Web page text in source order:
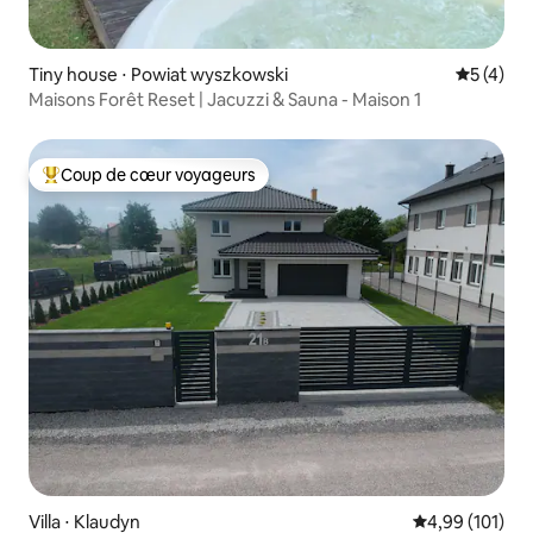
Tiny house ⋅ Powiat wyszkowski
5 (4)
Maisons Forêt Reset | Jacuzzi & Sauna - Maison 1
Coups de cœur voyageurs les plus appréciés
Coup de cœur voyageurs
Villa ⋅ Klaudyn Évaluation
4,99 (101)